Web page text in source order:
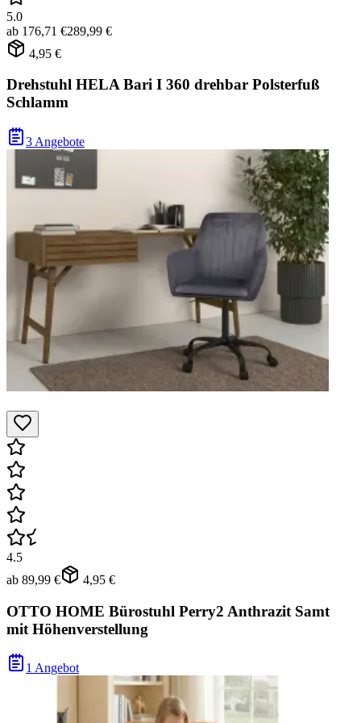
5.0
ab 176,71 €289,99 €
4,95 €
Drehstuhl HELA Bari I 360 drehbar Polsterfuß
Schlamm
3 Angebote
4.5
ab 89,99 € 4,95 €
OTTO HOME Bürostuhl Perry2 Anthrazit Samt
mit Höhenverstellung
1 Angebot